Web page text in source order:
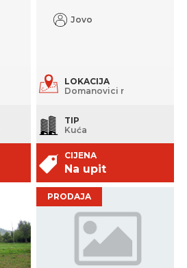
Jovo
LOKACIJA
Domanovici r
TIP
Kuća
CIJENA
Na upit
PRODAJA